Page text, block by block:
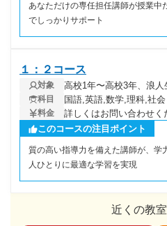
あなただけの専任担任講師が授業中
でしっかりサポート
１：２コース
対象 高校1年〜高校3年、浪人
科目 国語,英語,数学,理科,社会
料金
詳しくはお問い合わせく
このコースの注目ポイント
質の高い指導力を備えた講師が、学
人ひとりに最適な学習を実現
近くの教